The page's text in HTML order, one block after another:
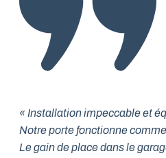
« Installation impeccable et
Notre porte fonctionne
Le gain de place dans le